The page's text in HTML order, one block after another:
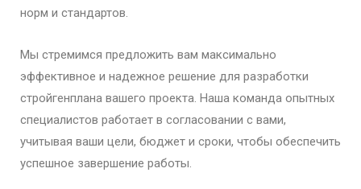
норм и стандартов.
Мы стремимся предложить вам максимально
эффективное и надежное решение для разработки
стройгенплана вашего проекта. Наша команда опытных
специалистов работает в согласовании с вами,
учитывая ваши цели, бюджет и сроки, чтобы обеспечить
успешное завершение работы.